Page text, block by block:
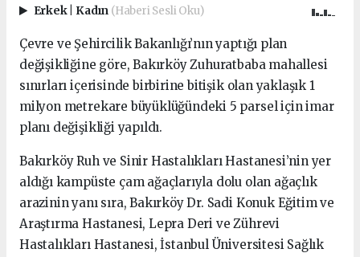
Erkek Kadın (Haberi Sesli Oku)
Çevre ve Şehircilik Bakanlığı’nın yaptığı plan
değişikliğine göre, Bakırköy Zuhuratbaba mahallesi
sınırları içerisinde birbirine bitişik olan yaklaşık 1
milyon metrekare büyüklüğündeki 5 parsel için imar
planı değişikliği yapıldı.
Bakırköy Ruh ve Sinir Hastalıkları Hastanesi’nin yer
aldığı kampüste çam ağaçlarıyla dolu olan ağaçlık
arazinin yanı sıra, Bakırköy Dr. Sadi Konuk Eğitim ve
Araştırma Hastanesi, Lepra Deri ve Zührevi
Hastalıkları Hastanesi, İstanbul Üniversitesi Sağlık